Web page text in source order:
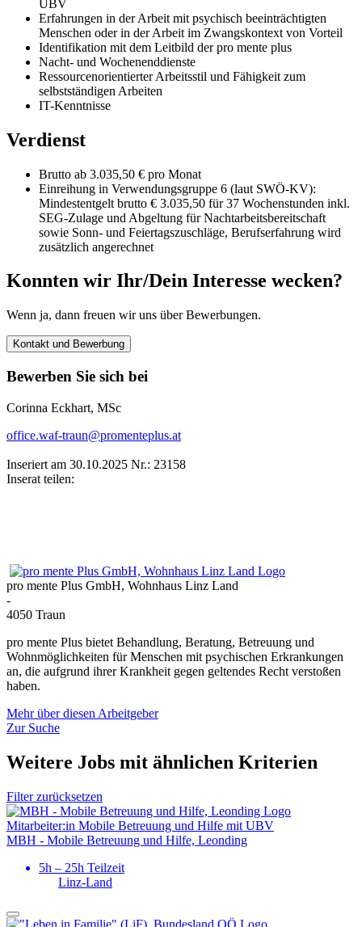
UBV
Erfahrungen in der Arbeit mit psychisch beeinträchtigten
Menschen oder in der Arbeit im Zwangskontext von Vorteil
Identifikation mit dem Leitbild der pro mente plus
Nacht- und Wochenenddienste
Ressourcenorientierter Arbeitsstil und Fähigkeit zum
selbstständigen Arbeiten
IT-Kenntnisse
Verdienst
Brutto ab 3.035,50 € pro Monat
Einreihung in Verwendungsgruppe 6 (laut SWÖ-KV):
Mindestentgelt brutto € 3.035,50 für 37 Wochenstunden inkl.
SEG-Zulage und Abgeltung für Nachtarbeitsbereitschaft
sowie Sonn- und Feiertagszuschläge, Berufserfahrung wird
zusätzlich angerechnet
Konnten wir Ihr/Dein Interesse wecken?
Wenn ja, dann freuen wir uns über Bewerbungen.
Kontakt und Bewerbung
Bewerben Sie sich bei
Corinna Eckhart, MSc
office.waf-traun@promenteplus.at
Inseriert am 30.10.2025 Nr.: 23158
Inserat teilen:
pro mente Plus GmbH, Wohnhaus Linz Land
-
4050 Traun
pro mente Plus bietet Behandlung, Beratung, Betreuung und
Wohnmöglichkeiten für Menschen mit psychischen Erkrankungen
an, die aufgrund ihrer Krankheit gegen geltendes Recht verstoßen
haben.
Mehr über diesen Arbeitgeber
Zur Suche
Weitere Jobs mit ähnlichen Kriterien
Filter zurücksetzen
Mitarbeiter:in Mobile Betreuung und Hilfe mit UBV
MBH - Mobile Betreuung und Hilfe, Leonding
5h – 25h Teilzeit
Linz-Land